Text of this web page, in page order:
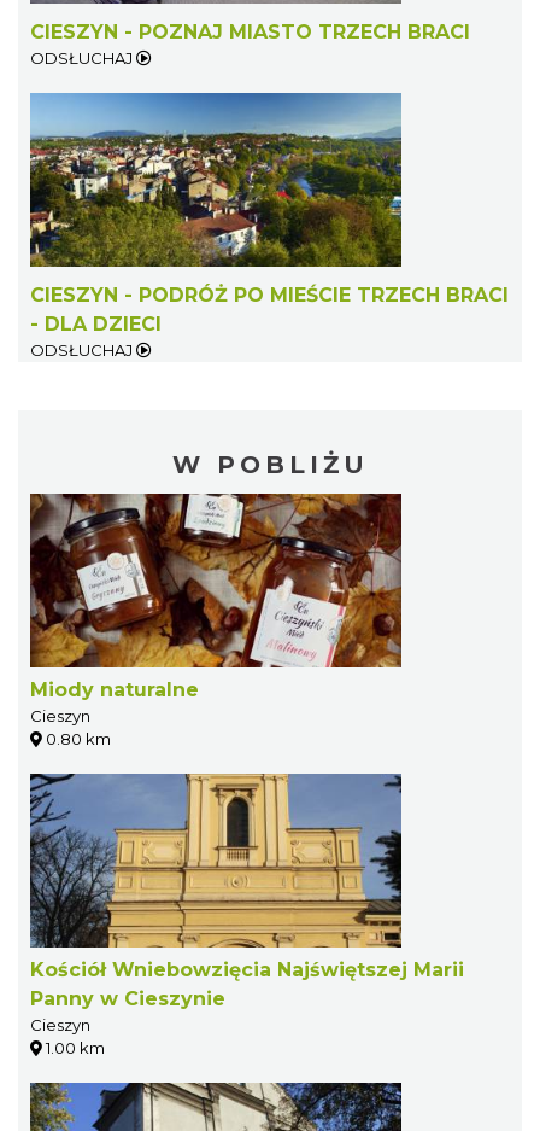
CIESZYN - POZNAJ MIASTO TRZECH BRACI
ODSŁUCHAJ
CIESZYN - PODRÓŻ PO MIEŚCIE TRZECH BRACI
- DLA DZIECI
ODSŁUCHAJ
W POBLIŻU
Miody naturalne
Cieszyn
0.80 km
Kościół Wniebowzięcia Najświętszej Marii
Panny w Cieszynie
Cieszyn
1.00 km